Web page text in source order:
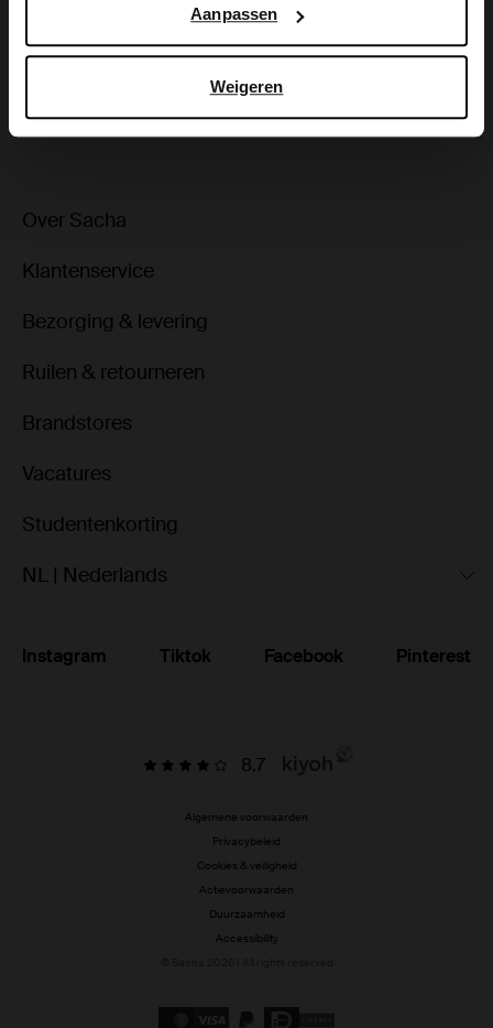
Aanpassen
Weigeren
Bezorgen & retour
Over Sacha
Klantenservice
Bezorging & levering
Ruilen & retourneren
Brandstores
Vacatures
Studentenkorting
NL | Nederlands
Instagram Tiktok Facebook Pinterest
8.7
Algemene voorwaarden
Privacybeleid
Cookies & veiligheid
Actievoorwaarden
Duurzaamheid
Accessibility